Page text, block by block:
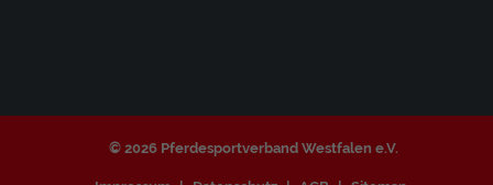
© 2026 Pferdesportverband Westfalen e.V.